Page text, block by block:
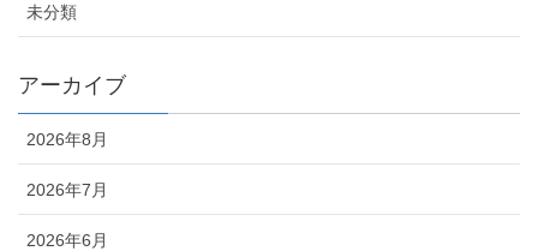
未分類
アーカイブ
2026年8月
2026年7月
2026年6月